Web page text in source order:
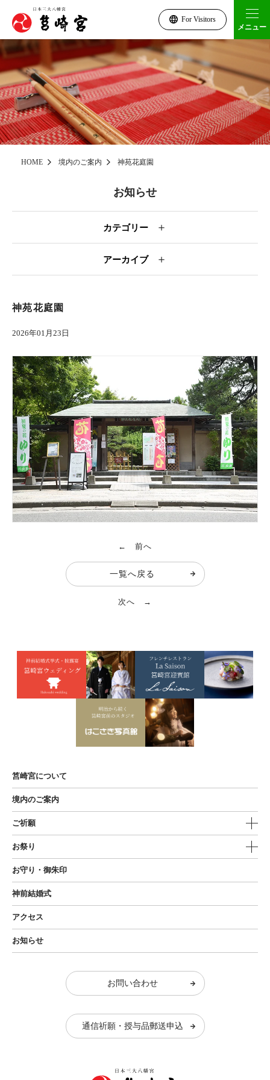
For Visitors
メニュー
HOME 境内のご案内 神苑花庭園
お知らせ
カテゴリー ＋
アーカイブ ＋
神苑花庭園
2026年01月23日
← 前へ
一覧へ戻る
次へ →
筥崎宮について
境内のご案内
ご祈願
お祭り
お守り・御朱印
神前結婚式
アクセス
お知らせ
お問い合わせ
通信祈願・授与品郵送申込